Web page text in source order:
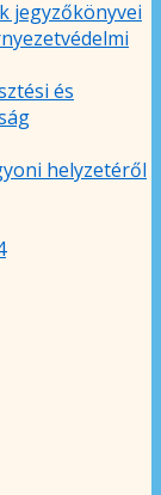
jegyzőkönyvei
és
helyzetéről